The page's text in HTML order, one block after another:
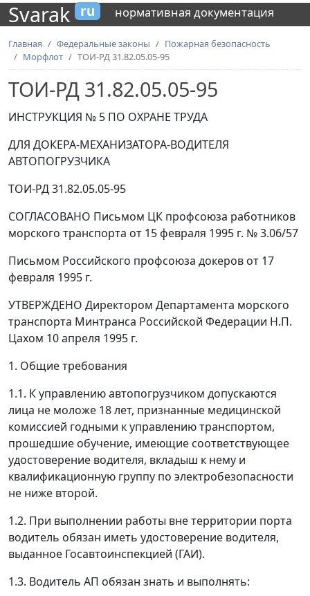
Svarak ru нормативная документация
Главная Федеральные законы
Пожарная безопасность
Морфлот
ТОИ-РД 31.82.05.05-95
ТОИ-РД 31.82.05.05-95
ИНСТРУКЦИЯ № 5 ПО ОХРАНЕ ТРУДА
ДЛЯ ДОКЕРА-МЕХАНИЗАТОРА-ВОДИТЕЛЯ
АВТОПОГРУЗЧИКА
ТОИ-РД 31.82.05.05-95
СОГЛАСОВАНО Письмом ЦК профсоюза работников
морского транспорта от 15 февраля 1995 г. № 3.06/57
Письмом Российского профсоюза докеров от 17
февраля 1995 г.
УТВЕРЖДЕНО Директором Департамента морского
транспорта Минтранса Российской Федерации Н.П.
Цахом 10 апреля 1995 г.
1. Общие требования
1.1. К управлению автопогрузчиком допускаются
лица не моложе 18 лет, признанные медицинской
комиссией годными к управлению транспортом,
прошедшие обучение, имеющие соответствующее
удостоверение водителя, вкладыш к нему и
квалификационную группу по электробезопасности
не ниже второй.
1.2. При выполнении работы вне территории порта
водитель обязан иметь удостоверение водителя,
выданное Госавтоинспекцией (ГАИ).
1.3. Водитель АП обязан знать и выполнять: